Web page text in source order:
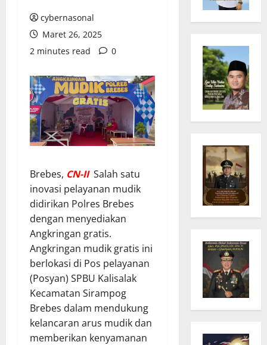
cybernasonal
Maret 26, 2025
2 minutes read
0
Brebes, CN-II Salah satu
inovasi pelayanan mudik
didirikan Polres Brebes
dengan menyediakan
Angkringan gratis.
Angkringan mudik gratis ini
berlokasi di Pos pelayanan
(Posyan) SPBU Kalisalak
Kecamatan Sirampog
Brebes dalam mendukung
kelancaran arus mudik dan
memberikan kenyamanan